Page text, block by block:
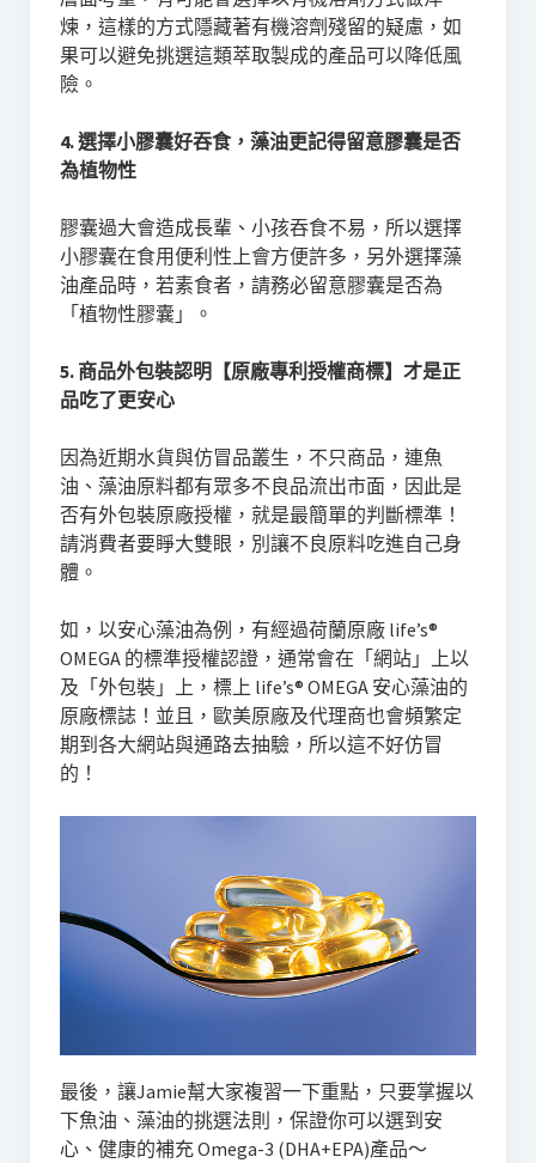
煉，這樣的方式隱藏著有機溶劑殘留的疑慮，如
果可以避免挑選這類萃取製成的產品可以降低風
險。
4. 選擇小膠囊好吞食，藻油更記得留意膠囊是否
為植物性
膠囊過大會造成長輩、小孩吞食不易，所以選擇
小膠囊在食用便利性上會方便許多，另外選擇藻
油產品時，若素食者，請務必留意膠囊是否為
「植物性膠囊」。
5. 商品外包裝認明【原廠專利授權商標】才是正
品吃了更安心
因為近期水貨與仿冒品叢生，不只商品，連魚
油、藻油原料都有眾多不良品流出市面，因此是
否有外包裝原廠授權，就是最簡單的判斷標準！
請消費者要睜大雙眼，別讓不良原料吃進自己身
體。
如，以安心藻油為例，有經過荷蘭原廠 life’s®
OMEGA 的標準授權認證，通常會在「網站」上以
及「外包裝」上，標上 life’s® OMEGA 安心藻油的
原廠標誌！並且，歐美原廠及代理商也會頻繁定
期到各大網站與通路去抽驗，所以這不好仿冒
的！
最後，讓Jamie幫大家複習一下重點，只要掌握以
下魚油、藻油的挑選法則，保證你可以選到安
心、健康的補充 Omega-3 (DHA+EPA)產品～